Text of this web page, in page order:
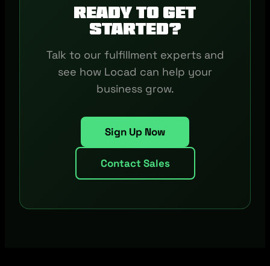
Ready to get
started?
Talk to our fulfillment experts and
see how Locad can help your
business grow.
Sign Up Now
Contact Sales